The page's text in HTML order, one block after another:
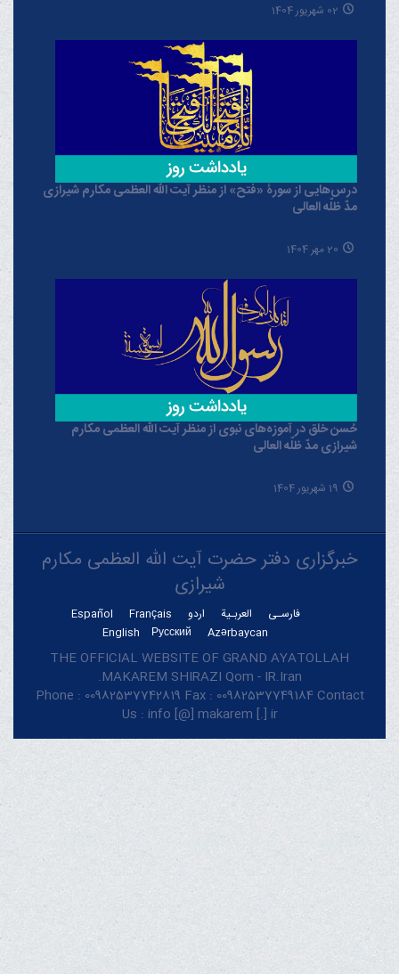
02 شهریور 1404
درس‌هایی از سورۀ «فتح» از منظر آیت الله العظمی مکارم شیرازی
مدّ ظلّه العالی
20 مهر 1404
حُسن خلق در آموزه‌های نبوی از منظر آیت الله العظمی مکارم
شیرازی مدّ ظلّه العالی
19 شهریور 1404
خبرگزاری دفتر حضرت آیت الله العظمی مکارم
شیرازی
فارسـی العربـیة اردو Français
Español
Azərbaycan
Русский
English
THE OFFICIAL WEBSITE OF GRAND AYATOLLAH
MAKAREM SHIRAZI Qom - IR.Iran.
Phone : 00982537742819 Fax : 00982537749184 Contact
Us : info [@] makarem [.] ir